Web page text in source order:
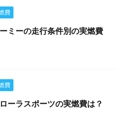
費
ミーの走行条件別の実燃費
費
ーラスポーツの実燃費は？